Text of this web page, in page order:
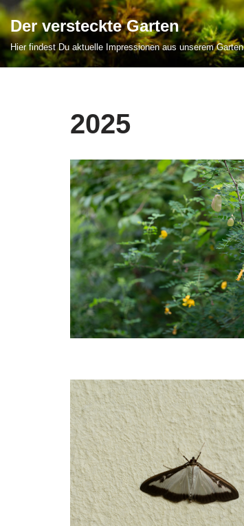
Zum
Inhalt
Der versteckte Garten
Hier findest Du aktuelle Impressionen aus unserem Garten
2025